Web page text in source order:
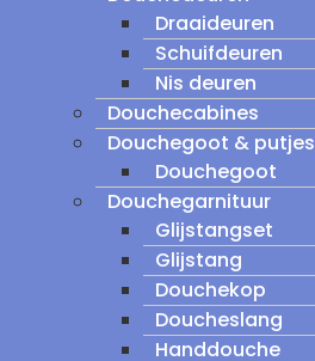
Draaideuren
Schuifdeuren
Nis deuren
Douchecabines
Douchegoot & putjes
Douchegoot
Douchegarnituur
Glijstangset
Glijstang
Douchekop
Doucheslang
Handdouche